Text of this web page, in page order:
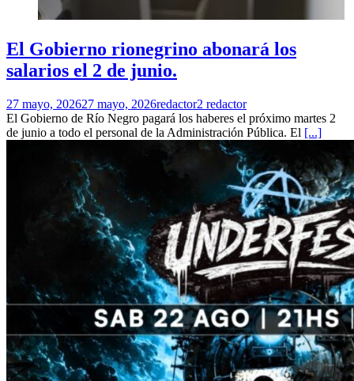
El Gobierno rionegrino abonará los
salarios el 2 de junio.
27 mayo, 202627 mayo, 2026redactor2 redactor
El Gobierno de Río Negro pagará los haberes el próximo martes 2
de junio a todo el personal de la Administración Pública. El [...]